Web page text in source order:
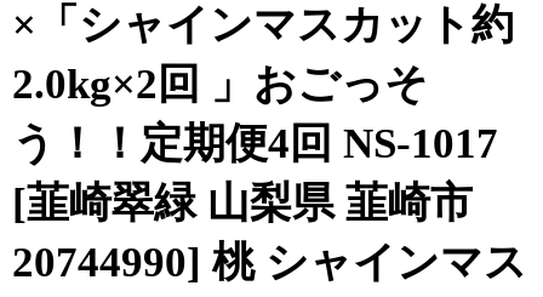
×「シャインマスカット約
2.0kg×2回 」おごっそ
う！！定期便4回 NS-1017
[韮崎翠緑 山梨県 韮崎市
20744990] 桃 シャインマス